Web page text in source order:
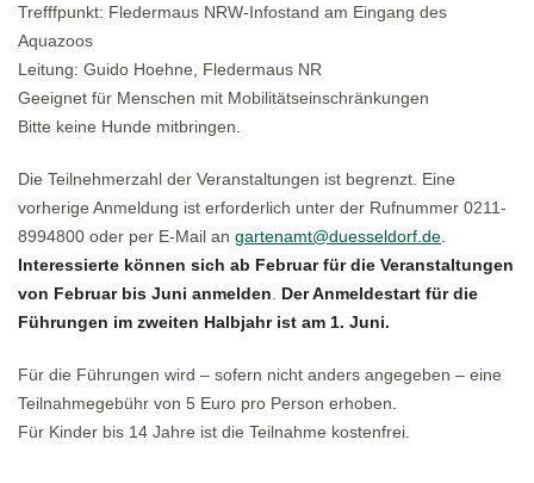
Trefffpunkt: Fledermaus NRW-Infostand am Eingang des
Aquazoos
Leitung: Guido Hoehne, Fledermaus NR
Geeignet für Menschen mit Mobilitätseinschränkungen
Bitte keine Hunde mitbringen.
Die Teilnehmerzahl der Veranstaltungen ist begrenzt. Eine
vorherige Anmeldung ist erforderlich unter der Rufnummer 0211-
8994800 oder per E-Mail an gartenamt@duesseldorf.de
Interessierte können sich ab Februar für die Veranstaltungen
von Februar bis Juni anmelden
Der Anmeldestart für die
Führungen im zweiten Halbjahr ist am 1. Juni.
Für die Führungen wird – sofern nicht anders angegeben – eine
Teilnahmegebühr von 5 Euro pro Person erhoben.
Für Kinder bis 14 Jahre ist die Teilnahme kostenfrei.